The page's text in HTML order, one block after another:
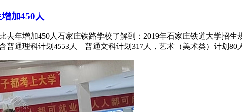
加450人
去年增加450人石家庄铁路学校了解到：2019年石家庄铁道大学招
普通理科计划4553人，普通文科计划317人，艺术（美术类）计划80